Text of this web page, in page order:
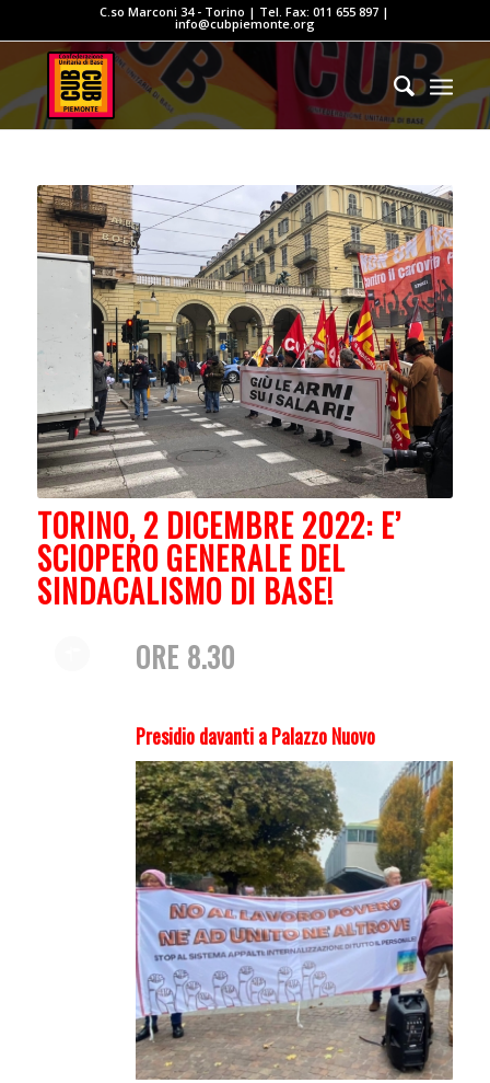
C.so Marconi 34 - Torino | Tel. Fax: 011 655 897 |
info@cubpiemonte.org
TORINO, 2 DICEMBRE 2022: E’
SCIOPERO GENERALE DEL
SINDACALISMO DI BASE!
ORE 8.30
Presidio davanti a Palazzo Nuovo